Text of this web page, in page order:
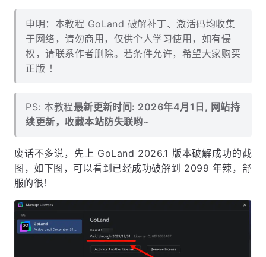
申明：本教程 GoLand 破解补丁、激活码均收集
于网络，请勿商用，仅供个人学习使用，如有侵
权，请联系作者删除。若条件允许，希望大家购买
正版 ！
PS: 本教程最新更新时间: 2026年4月1日, 网站持
续更新，收藏本站防失联哟~
废话不多说，先上 GoLand 2026.1 版本破解成功的截
图，如下图，可以看到已经成功破解到 2099 年辣，舒
服的很！